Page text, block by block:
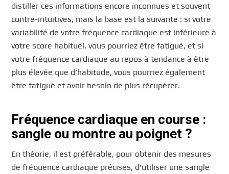
distiller ces informations encore inconnues et souvent
contre-intuitives, mais la base est la suivante : si votre
variabilité de votre fréquence cardiaque est inférieure à
votre score habituel, vous pourriez être fatigué, et si
votre fréquence cardiaque au repos à tendance à être
plus élevée que d’habitude, vous pourriez également
être fatigué et avoir besoin de plus récupérer.
Fréquence cardiaque en course :
sangle ou montre au poignet ?
En théorie, il est préférable, pour obtenir des mesures
de fréquence cardiaque précises, d’utiliser une sangle